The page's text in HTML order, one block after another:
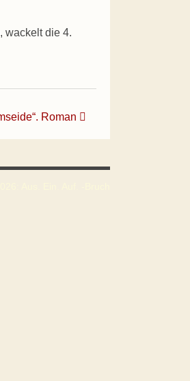
wackelt die 4.
Roman